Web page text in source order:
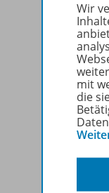
Wir
mit
die